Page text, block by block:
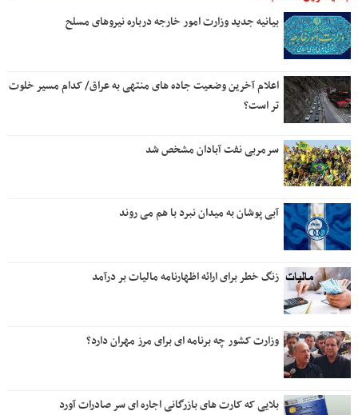
بیانیه جدید وزارت امور خارجه درباره نیروهای مسلح
اعلام آخرین وضعیت جاده های منتهی به عراق/ کدام مسیر خلوت
تر است؟
سرمربی نفت آبادان مشخص شد
آبی پوشان به میدان نبرد با هم می روند
زنگ خطر برای ارائه اظهارنامه مالیات بر درآمد
وزارت کشور چه برنامه ای برای مرز مهران دارد؟
بلایی که کارت های بازرگانی اجاره ای سر صادرات آورد